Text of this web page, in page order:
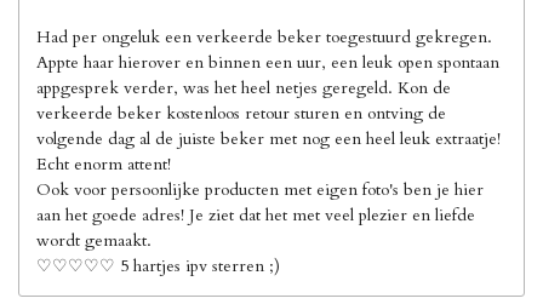
Had per ongeluk een verkeerde beker toegestuurd gekregen.
Appte haar hierover en binnen een uur, een leuk open spontaan
appgesprek verder, was het heel netjes geregeld. Kon de
verkeerde beker kostenloos retour sturen en ontving de
volgende dag al de juiste beker met nog een heel leuk extraatje!
Echt enorm attent!
Ook voor persoonlijke producten met eigen foto's ben je hier
aan het goede adres! Je ziet dat het met veel plezier en liefde
wordt gemaakt.
♡♡♡♡♡ 5 hartjes ipv sterren ;)